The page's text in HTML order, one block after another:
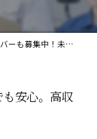
未経験でも安心。高収入も可能！
安心。高収